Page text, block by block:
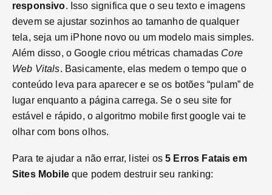
responsivo. Isso significa que o seu texto e imagens
devem se ajustar sozinhos ao tamanho de qualquer
tela, seja um iPhone novo ou um modelo mais simples.
Além disso, o Google criou métricas chamadas Core
Web Vitals. Basicamente, elas medem o tempo que o
conteúdo leva para aparecer e se os botões “pulam” de
lugar enquanto a página carrega. Se o seu site for
estável e rápido, o algoritmo mobile first google vai te
olhar com bons olhos.
Para te ajudar a não errar, listei os5 Erros Fatais em
Sites Mobileque podem destruir seu ranking: